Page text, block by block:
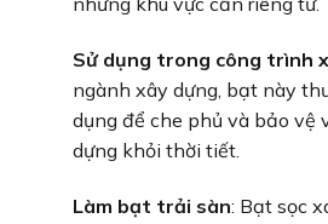
Sử dụng trong công trình
ngành xây dựng, bạt này
dụng để che phủ và bảo vệ
dựng khỏi thời tiết.
Làm bạt trải sàn: Bạt sọc